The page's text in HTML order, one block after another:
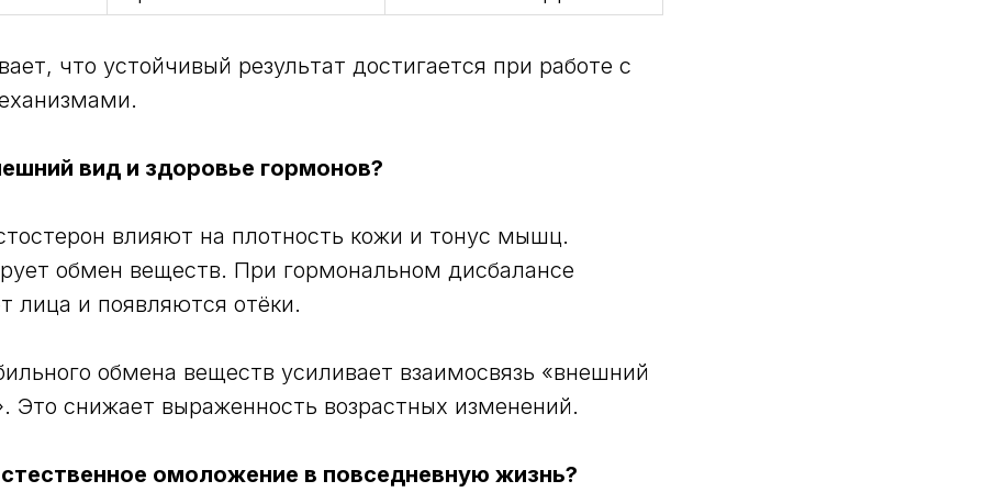
что устойчивый результат достигается при работе с
вид и здоровье гормонов?
влияют на плотность кожи и тонус мышц.
обмен веществ. При гормональном дисбалансе
лица и появляются отёки.
обмена веществ усиливает взаимосвязь «внешний
Это снижает выраженность возрастных изменений.
омоложение в повседневную жизнь?